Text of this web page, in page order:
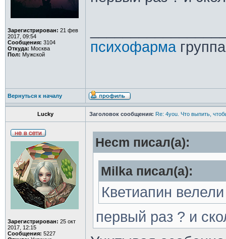
Зарегистрирован: 21 фев
2017, 09:54
Сообщения: 3104
Откуда: Москва
Пол: Мужской
психофарма
Вернуться к началу
Lucky Заголовок сообщения: Re: 4you. Что выпить,
Зарегистрирован: 25 окт
2017, 12:15
Сообщения: 5227
Hecm писал(а):
Milka писал(а):
Кветиапин
первый раз ? и